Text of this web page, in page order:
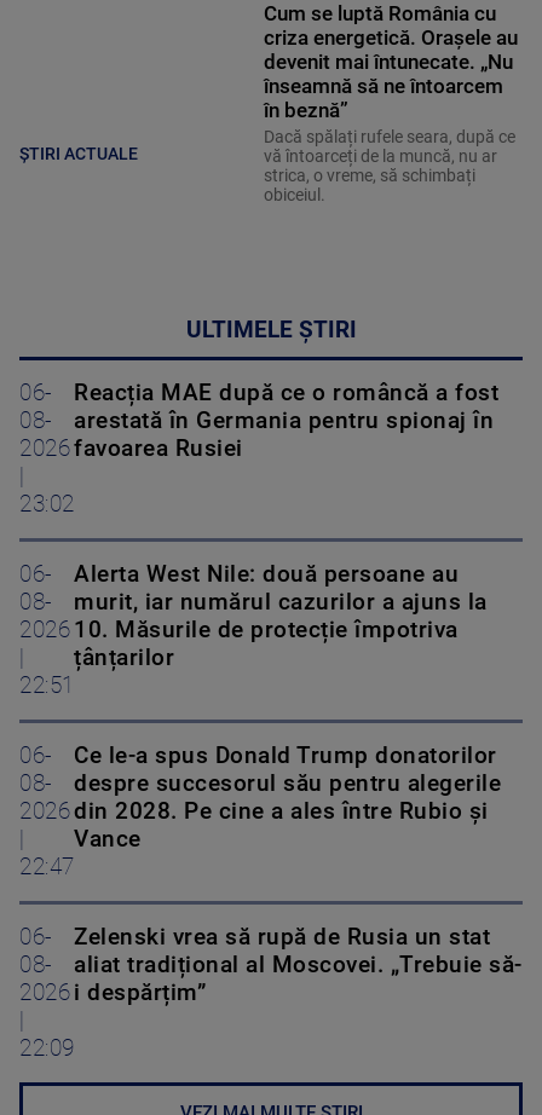
ȘTIRI ACTUALE
Cum se luptă România cu
criza energetică. Orașele au
devenit mai întunecate. „Nu
înseamnă să ne întoarcem
în beznă”
Dacă spălați rufele seara, după ce
vă întoarceți de la muncă, nu ar
strica, o vreme, să schimbați
obiceiul.
ULTIMELE ȘTIRI
06-
08-
2026
23:02
Reacția MAE după ce o româncă a fost
arestată în Germania pentru spionaj în
favoarea Rusiei
06-
08-
2026
22:51
Alerta West Nile: două persoane au
murit, iar numărul cazurilor a ajuns la
10. Măsurile de protecție împotriva
țânțarilor
06-
08-
2026
22:47
Ce le-a spus Donald Trump donatorilor
despre succesorul său pentru alegerile
din 2028. Pe cine a ales între Rubio și
Vance
06-
08-
2026
22:09
Zelenski vrea să rupă de Rusia un stat
aliat tradițional al Moscovei. „Trebuie să-
i despărțim”